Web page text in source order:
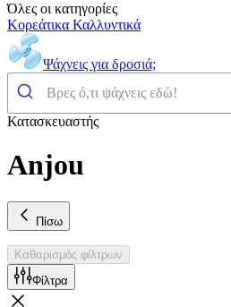
Όλες οι κατηγορίες
Κορεάτικα Καλλυντικά
Ψάχνεις για δροσιά;
Κατασκευαστής
Anjou
Πίσω
Καθαρισμός φίλτρων
Φίλτρα